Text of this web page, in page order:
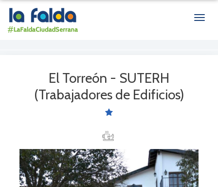
El Torreón - SUTERH
(Trabajadores de Edificios)